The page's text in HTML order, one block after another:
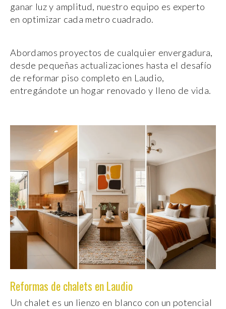
ganar luz y amplitud, nuestro equipo es experto
en optimizar cada metro cuadrado.
Abordamos proyectos de cualquier envergadura,
desde pequeñas actualizaciones hasta el desafío
de reformar piso completo en Laudio,
entregándote un hogar renovado y lleno de vida.
Reformas de chalets en Laudio
Un chalet es un lienzo en blanco con un potencial